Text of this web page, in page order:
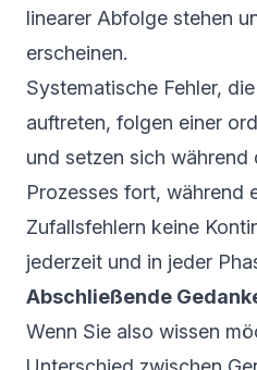
linearer Abfolge stehen
erscheinen.
Systematische Fehler,
auftreten, folgen einer
und setzen sich während
Prozesses fort, während
Zufallsfehlern keine
jederzeit und in jeder
Abschließende
Wenn Sie also wissen